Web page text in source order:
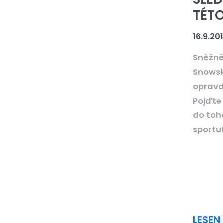
do